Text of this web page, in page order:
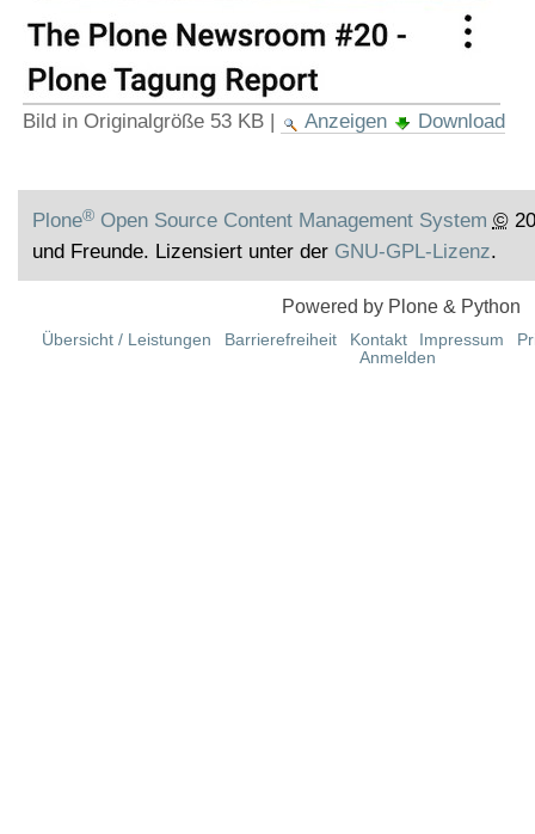
Bild in Originalgröße 53 KB| Anzeigen Download
Plone®Open Source Content Management System ©
und Freunde. Lizensiert unter der GNU-GPL-Lizenz.
Powered by Plone & Python
Übersicht / Leistungen Barrierefreiheit Kontakt Impressum
Anmelden